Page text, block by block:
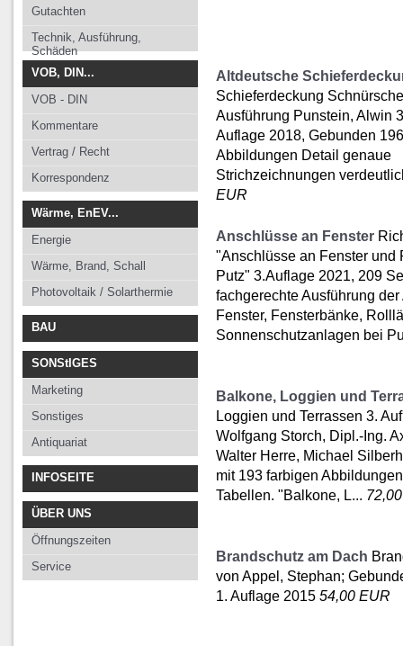
Gutachten
Technik, Ausführung,
Schäden
VOB, DIN...
VOB - DIN
Kommentare
Vertrag / Recht
Korrespondenz
Wärme, EnEV...
Energie
Wärme, Brand, Schall
Photovoltaik / Solarthermie
BAU
SONStIGES
Marketing
Sonstiges
Antiquariat
INFOSEITE
ÜBER UNS
Öffnungszeiten
Service
Altdeutsche
Schieferdeckung
Ausführung Punstein, Alwin
Auflage 2018, Gebunden
Abbildungen Detail genaue
Strichzeichnungen
EUR
Anschlüsse an Fenster
"Anschlüsse an Fenster und
Putz" 3.Auflage 2021, 209
fachgerechte Ausführung
Fenster, Fensterbänke,
Sonnenschutzanlagen bei
Balkone, Loggien und
Loggien und Terrassen 3.
Wolfgang Storch, Dipl.-Ing.
Walter Herre, Michael
mit 193 farbigen
Tabellen. "Balkone, L...
Brandschutz am Dach
von Appel, Stephan;
1. Auflage 2015 54,00 EUR